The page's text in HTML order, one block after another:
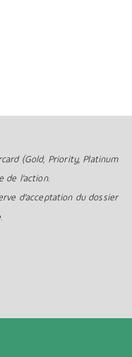
(Gold, Priority, Platinum
l’action.
d'acceptation du dossier